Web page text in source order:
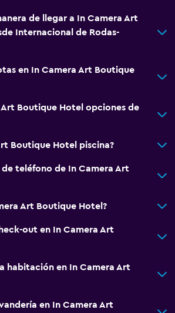
de llegar a In Camera Art
Internacional de Rodas-
en In Camera Art Boutique
Art Boutique Hotel opciones de
Boutique Hotel piscina?
de teléfono de In Camera Art
Art Boutique Hotel?
out en In Camera Art
habitación en In Camera Art
en In Camera Art